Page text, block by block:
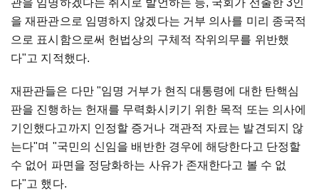
관을 임명하겠다는 취지로 발언하는 등, 국회가 선출한 3인
을 재판관으로 임명하지 않겠다는 거부 의사를 미리 종국적
으로 표시함으로써 헌법상의 구체적 작위의무를 위반했
다"고 지적했다.
재판관들은 다만 "임명 거부가 현직 대통령에 대한 탄핵심
판을 진행하는 헌재를 무력화시키기 위한 목적 또는 의사에
기인했다고까지 인정할 증거나 객관적 자료는 발견되지 않
는다"며 "국민의 신임을 배반한 경우에 해당한다고 단정할
수 없어 파면을 정당화하는 사유가 존재한다고 볼 수 없
다"고 했다.